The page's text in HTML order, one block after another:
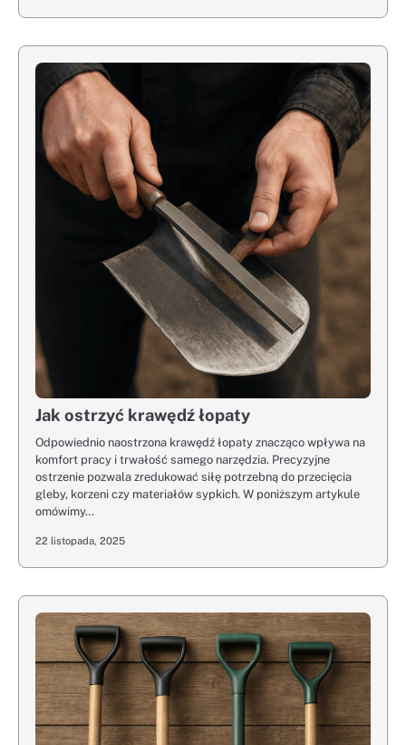
Jak ostrzyć krawędź łopaty
Odpowiednio naostrzona krawędź łopaty znacząco wpływa na
komfort pracy i trwałość samego narzędzia. Precyzyjne
ostrzenie pozwala zredukować siłę potrzebną do przecięcia
gleby, korzeni czy materiałów sypkich. W poniższym artykule
omówimy…
22 listopada, 2025